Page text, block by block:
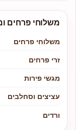
משלוחי פרחים
משלוחי פרחים
זרי פרחים
מגשי פירות
עציצים וסחלבים
ורדים